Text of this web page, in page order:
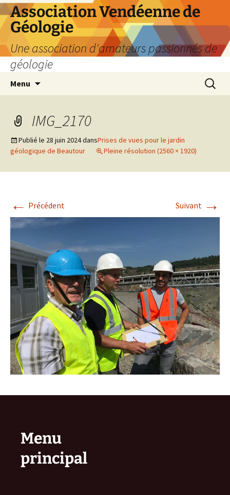
Aller
au
contenu
Association Vendéenne de
Géologie
Une association d'amateurs passionnés de
géologie
Menu
IMG_2170
Publié le 28 juin 2024dansPrises de vues pour le jardin
géologique de Beautour
Pleine résolution (2560 × 1920)
← Précédent Suivant →
Menu
principal